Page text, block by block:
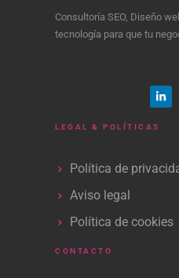
Consultoría SEO, Diseño
tecnología para que tu
LEGAL & POLÍTICAS
Política de
Aviso legal
Política de cookies
CONTACTO